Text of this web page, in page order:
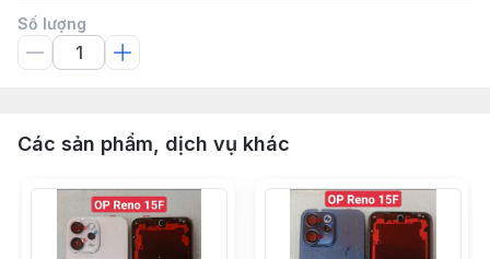
Số lượng
Các sản phẩm, dịch vụ khác